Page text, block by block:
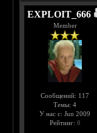
EXPLOIT_666
Member
Сообщений: 117
Темы: 4
У нас с: Jun 2009
Рейтинг: 0